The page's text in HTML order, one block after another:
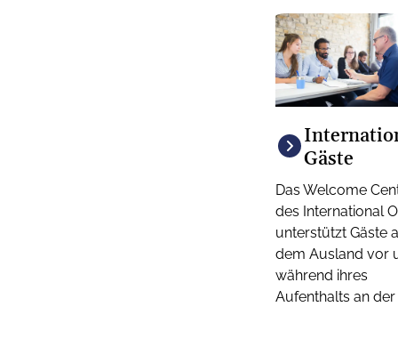
Gäste
Das Welcome
des International
unterstützt Gäste
dem Ausland vor
während ihres
Aufenthalts an der